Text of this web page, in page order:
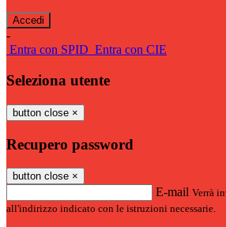
-
Entra con SPID Entra con CIE
Seleziona utente
button close ×
Recupero password
button close ×
E-mail Verrà
all'indirizzo indicato con le istruzioni necessarie.